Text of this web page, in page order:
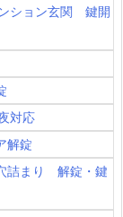
ション玄関 鍵開
対応
解錠
詰まり 解錠・鍵